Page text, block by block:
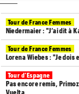
Tour de France Femmes
Niedermaier : "J’ai dit à
Tour de France Femmes
Lorena Wiebes : "Je dois
Tour d'Espagne
Pas encore remis,
Vuelta